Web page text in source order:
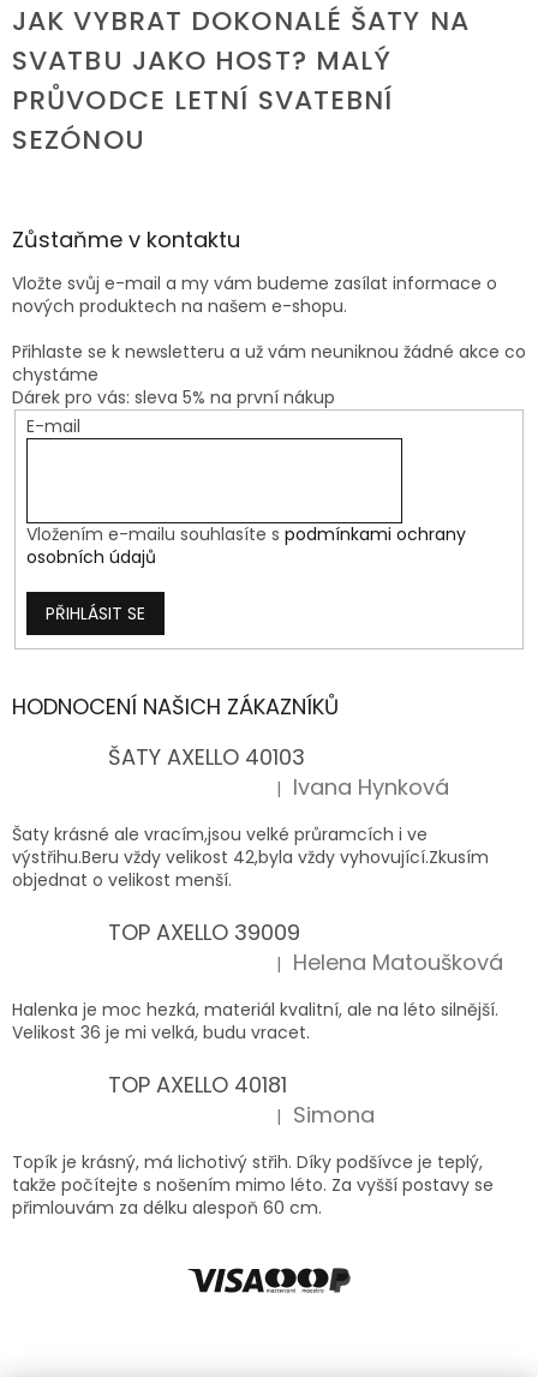
JAK VYBRAT DOKONALÉ ŠATY NA
SVATBU JAKO HOST? MALÝ
PRŮVODCE LETNÍ SVATEBNÍ
SEZÓNOU
Zůstaňme v kontaktu
Vložte svůj e-mail a my vám budeme zasílat informace o
nových produktech na našem e-shopu.
Přihlaste se k newsletteru a už vám neuniknou žádné akce co
chystáme
Dárek pro vás: sleva 5% na první nákup
E-mail
Vložením e-mailu souhlasíte s podmínkami ochrany
osobních údajů
PŘIHLÁSIT SE
HODNOCENÍ NAŠICH ZÁKAZNÍKŮ
ŠATY AXELLO 40103
Hodnocení produktu je 5 z 5 hvězdiček.
| Ivana Hynková
Šaty krásné ale vracím,jsou velké průramcích i ve
výstřihu.Beru vždy velikost 42,byla vždy vyhovující.Zkusím
objednat o velikost menší.
TOP AXELLO 39009
Hodnocení produktu je 5 z 5 hvězdiček.
| Helena Matoušková
Halenka je moc hezká, materiál kvalitní, ale na léto silnější.
Velikost 36 je mi velká, budu vracet.
TOP AXELLO 40181
Hodnocení produktu je 5 z 5 hvězdiček.
| Simona
Topík je krásný, má lichotivý střih. Díky podšívce je teplý,
takže počítejte s nošením mimo léto. Za vyšší postavy se
přimlouvám za délku alespoň 60 cm.